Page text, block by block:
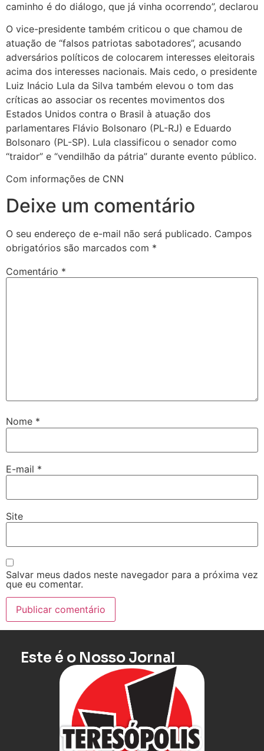
caminho é do diálogo, que já vinha ocorrendo”, declarou
O vice-presidente também criticou o que chamou de
atuação de “falsos patriotas sabotadores”, acusando
adversários políticos de colocarem interesses eleitorais
acima dos interesses nacionais. Mais cedo, o presidente
Luiz Inácio Lula da Silva também elevou o tom das
críticas ao associar os recentes movimentos dos
Estados Unidos contra o Brasil à atuação dos
parlamentares Flávio Bolsonaro (PL-RJ) e Eduardo
Bolsonaro (PL-SP). Lula classificou o senador como
“traidor” e “vendilhão da pátria” durante evento público.
Com informações de CNN
Deixe um comentário
O seu endereço de e-mail não será publicado. Campos
obrigatórios são marcados com *
Comentário *
Nome *
E-mail *
Site
Salvar meus dados neste navegador para a próxima vez
que eu comentar.
Este é o Nosso Jornal